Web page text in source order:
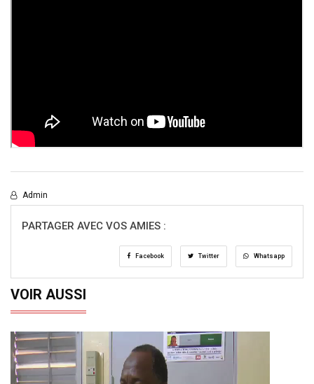
Admin
PARTAGER AVEC VOS AMIES :
Facebook Twitter Whatsapp
VOIR AUSSI